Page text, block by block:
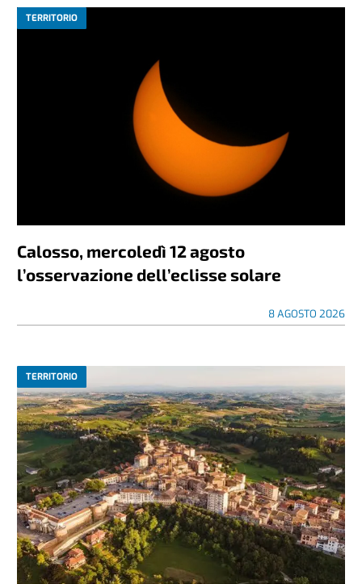
TERRITORIO
Calosso, mercoledì 12 agosto
l’osservazione dell’eclisse solare
8 AGOSTO 2026
TERRITORIO